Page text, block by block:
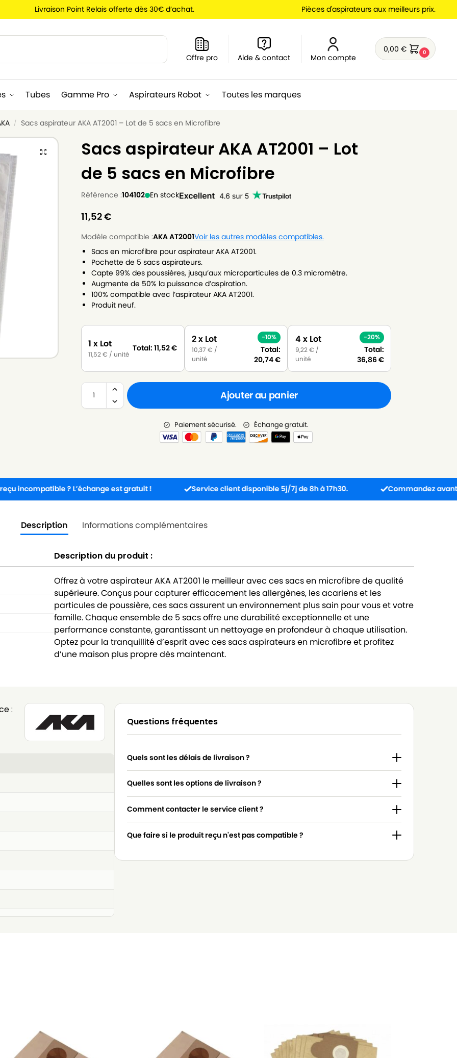
Livraison Point Relais offerte dès 30€ d’achat. Pièces d'aspirateurs aux meilleurs prix.
Offre pro Aide & contact Mon compte
0,00€ 0
Tubes Gamme Pro Aspirateurs Robot Toutes les marques
/ Sacs aspirateur AKA AT2001 – Lot de 5 sacs en Microfibre
Sacs aspirateur AKA AT2001 – Lot
de 5 sacs en Microfibre
Référence :104102 En stock
11,52€
Modèle compatible :AKA AT2001Voir les autres modèles compatibles.
Sacs en microfibre pour aspirateur AKA AT2001.
Pochette de 5 sacs aspirateurs.
Capte 99% des poussières, jusqu’aux microparticules de 0.3 micromètre.
Augmente de 50% la puissance d’aspiration.
100% compatible avec l’aspirateur AKA AT2001.
Produit neuf.
1 x Lot
11,52€ / unité
Total: 11,52€
2 x Lot
10,37€ /
unité
-10%
Total:
20,74€
4 x Lot
9,22€ /
unité
-20%
Total:
36,86€
Ajouter au panier
Paiement sécurisé. Échange gratuit.
? L’échange est gratuit ! Service client disponible 5j/7j de 8h à 17h30. Commandez avant 13h :
Description Informations complémentaires
Description du produit :
Offrez à votre aspirateur AKA AT2001 le meilleur avec ces sacs en microfibre de qualité
supérieure. Conçus pour capturer efficacement les allergènes, les acariens et les
particules de poussière, ces sacs assurent un environnement plus sain pour vous et votre
famille. Chaque ensemble de 5 sacs offre une durabilité exceptionnelle et une
performance constante, garantissant un nettoyage en profondeur à chaque utilisation.
Optez pour la tranquillité d’esprit avec ces sacs aspirateurs en microfibre et profitez
d’une maison plus propre dès maintenant.
:
Questions fréquentes
Quels sont les délais de livraison ?
Quelles sont les options de livraison ?
Comment contacter le service client ?
Que faire si le produit reçu n'est pas compatible ?